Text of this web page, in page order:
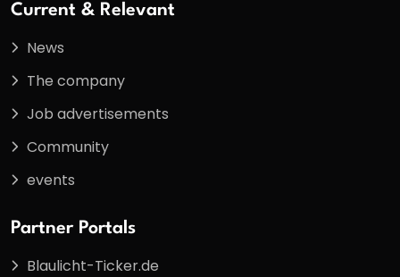
Current & Relevant
News
The company
Job advertisements
Community
events
Partner Portals
Blaulicht-Ticker.de